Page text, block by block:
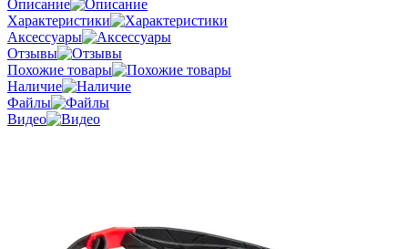
Описание
Характеристики
Аксессуары
Отзывы
Похожие товары
Наличие
Файлы
Видео